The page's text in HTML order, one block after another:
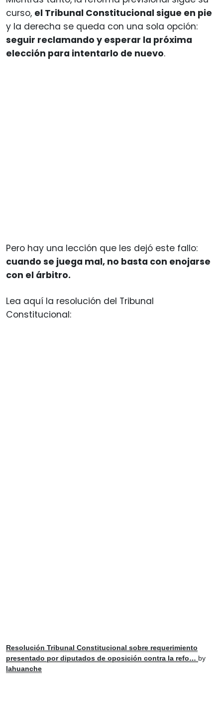
curso, el Tribunal Constitucional sigue en pie
y la derecha se queda con una sola opción:
seguir reclamando y esperar la próxima
elección para intentarlo de nuevo.
Pero hay una lección que les dejó este fallo:
cuando se juega mal, no basta con enojarse
con el árbitro.
Lea aquí la resolución del Tribunal
Constitucional:
Resolución Tribunal Constitucional sobre requerimiento
presentado por diputados de oposición contra la refo… by
lahuanche